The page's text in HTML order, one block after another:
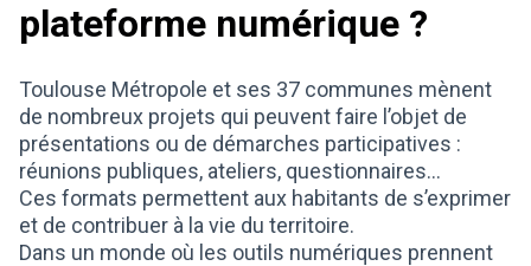
plateforme numérique ?
Toulouse Métropole et ses 37 communes mènent
de nombreux projets qui peuvent faire l’objet de
présentations ou de démarches participatives :
réunions publiques, ateliers, questionnaires…
Ces formats permettent aux habitants de s’exprimer
et de contribuer à la vie du territoire.
Dans un monde où les outils numériques prennent